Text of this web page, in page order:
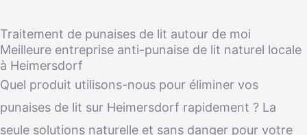
Traitement de punaises de lit autour de moi
Meilleure entreprise anti-punaise de lit naturel locale
à Heimersdorf
Quel produit utilisons-nous pour éliminer vos
punaises de lit sur Heimersdorf rapidement ? La
seule solutions naturelle et sans danger pour votre